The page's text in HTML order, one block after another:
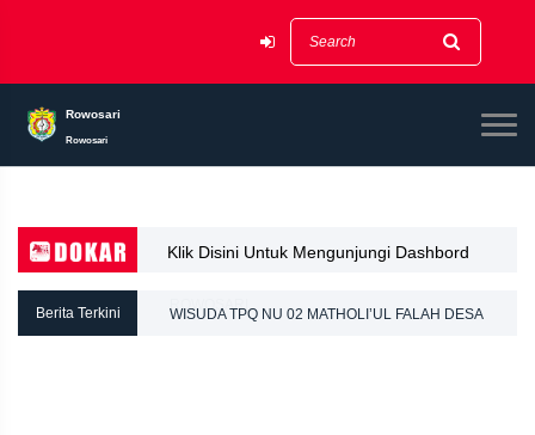
Rowosari
Rowosari
Klik Disini Untuk Mengunjungi Dashbord
Berita Terkini WISUDA TPQ NU 02 MATHOLI’UL FALAH DESA